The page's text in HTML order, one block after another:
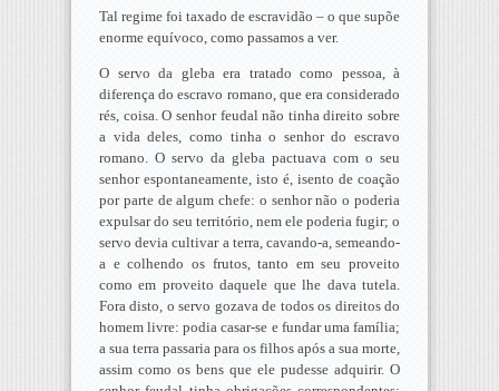
Tal regime foi taxado de escravidão – o que supõe
enorme equívoco, como passamos a ver.
O servo da gleba era tratado como pessoa, à
diferença do escravo romano, que era considerado
rés, coisa. O senhor feudal não tinha direito sobre
a vida deles, como tinha o senhor do escravo
romano. O servo da gleba pactuava com o seu
senhor espontaneamente, isto é, isento de coação
por parte de algum chefe: o senhor não o poderia
expulsar do seu território, nem ele poderia fugir; o
servo devia cultivar a terra, cavando-a, semeando-
a e colhendo os frutos, tanto em seu proveito
como em proveito daquele que lhe dava tutela.
Fora disto, o servo gozava de todos os direitos do
homem livre: podia casar-se e fundar uma família;
a sua terra passaria para os filhos após a sua morte,
assim como os bens que ele pudesse adquirir. O